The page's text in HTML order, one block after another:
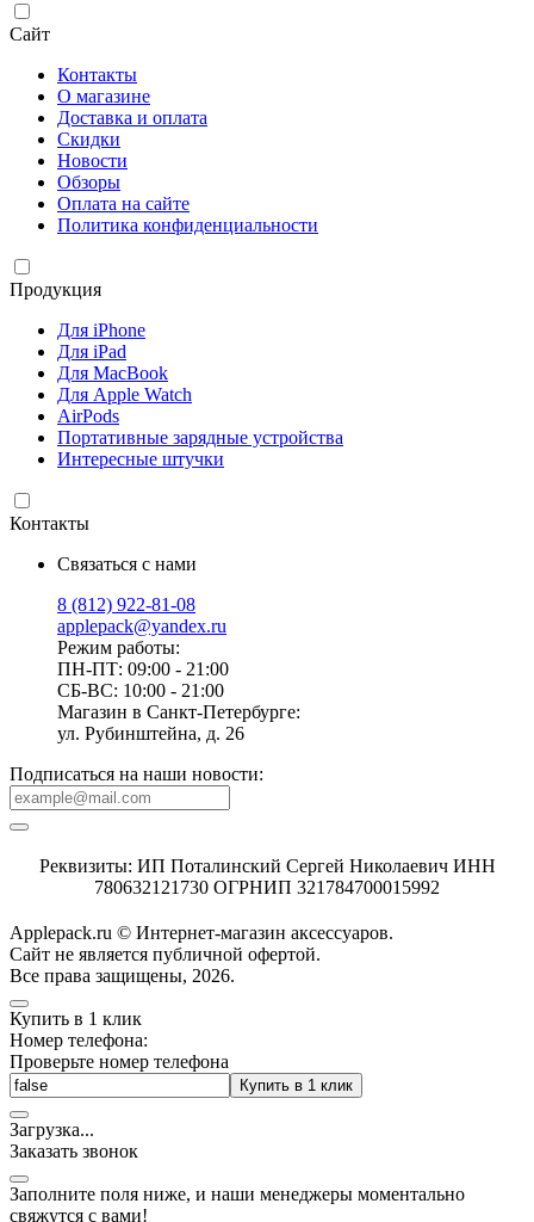
Сайт
Контакты
О магазине
Доставка и оплата
Скидки
Новости
Обзоры
Оплата на сайте
Политика конфиденциальности
Продукция
Для iPhone
Для iPad
Для MacBook
Для Apple Watch
AirPods
Портативные зарядные устройства
Интересные штучки
Контакты
Связаться с нами
8 (812) 922-81-08
applepack@yandex.ru
Режим работы:
ПН-ПТ: 09:00 - 21:00
СБ-ВС: 10:00 - 21:00
Магазин в Санкт-Петербурге:
ул. Рубинштейна, д. 26
Подписаться на наши новости:
Реквизиты: ИП Поталинский Сергей Николаевич ИНН
780632121730 ОГРНИП 321784700015992
Applepack.ru © Интернет-магазин аксессуаров.
Cайт не является публичной офертой.
Все права защищены, 2026.
Купить в 1 клик
Номер телефона:
Проверьте номер телефона
Купить в 1 клик
Загрузка...
Заказать звонок
Заполните поля ниже, и наши менеджеры моментально
свяжутся с вами!